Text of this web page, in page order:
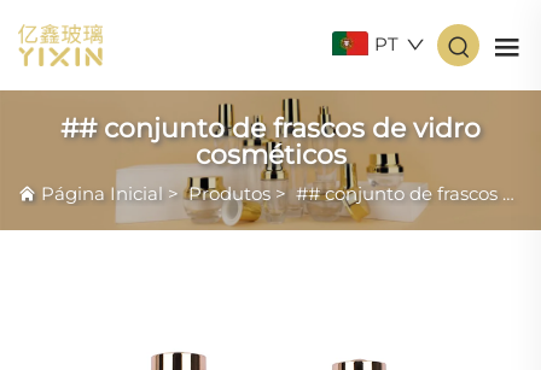
PT
## conjunto de frascos de vidro
cosméticos
Página Inicial >Produtos >## conjunto de frascos de vidro cosméticos